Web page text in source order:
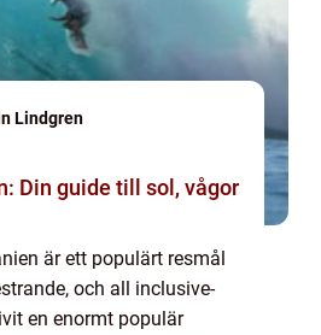
Lindgren
Din guide till sol, vågor
är ett populärt resmål
och all inclusive-
en enormt populär